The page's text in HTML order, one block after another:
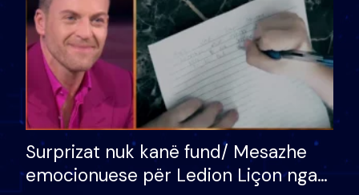
Surprizat nuk kanë fund/ Mesazhe
emocionuese për Ledion Liçon nga